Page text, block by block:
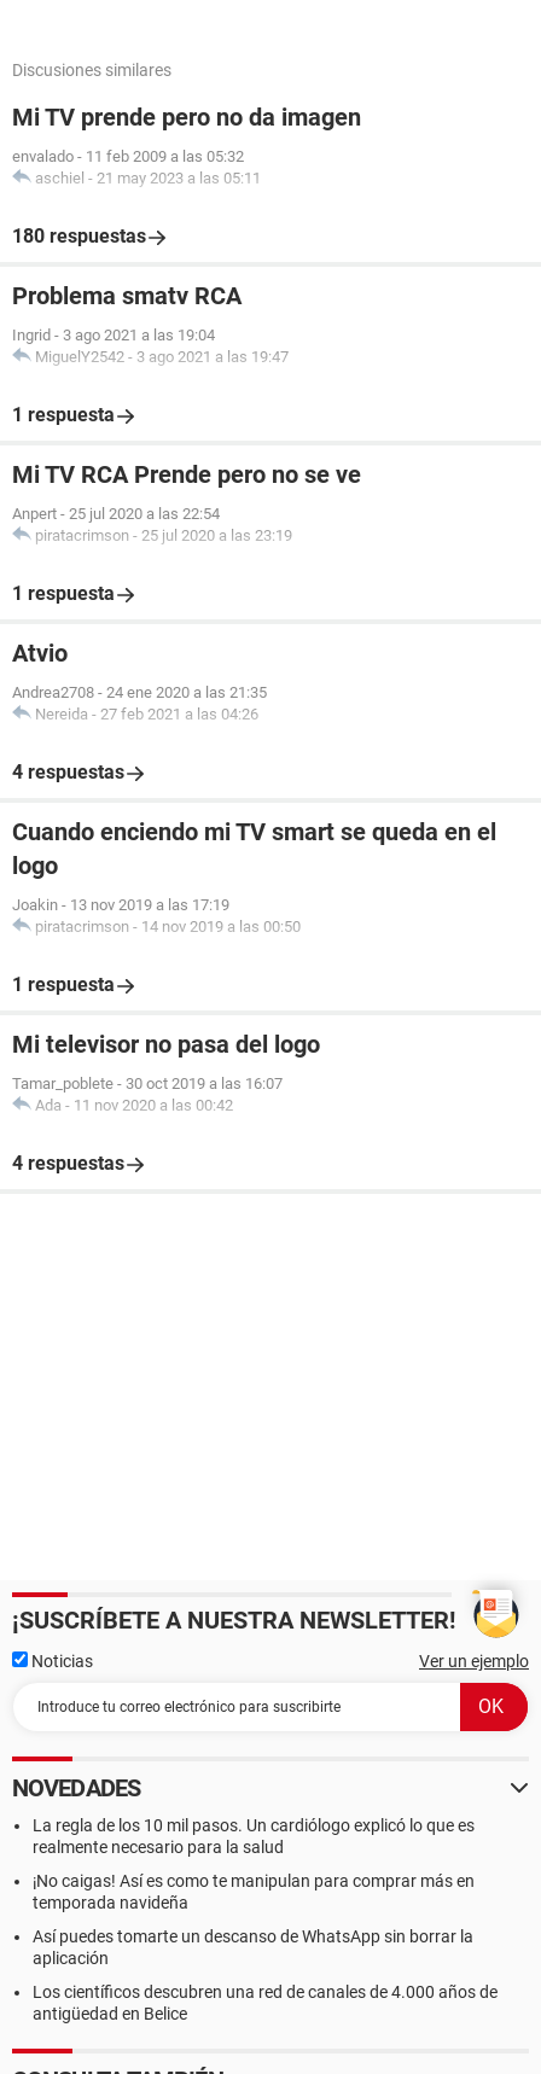
Discusiones similares
Mi TV prende pero no da imagen
envalado - 11 feb 2009 a las 05:32
aschiel - 21 may 2023 a las 05:11
180 respuestas
Problema smatv RCA
Ingrid - 3 ago 2021 a las 19:04
MiguelY2542 - 3 ago 2021 a las 19:47
1 respuesta
Mi TV RCA Prende pero no se ve
Anpert - 25 jul 2020 a las 22:54
piratacrimson - 25 jul 2020 a las 23:19
1 respuesta
Atvio
Andrea2708 - 24 ene 2020 a las 21:35
Nereida - 27 feb 2021 a las 04:26
4 respuestas
Cuando enciendo mi TV smart se queda en el
logo
Joakin - 13 nov 2019 a las 17:19
piratacrimson - 14 nov 2019 a las 00:50
1 respuesta
Mi televisor no pasa del logo
Tamar_poblete - 30 oct 2019 a las 16:07
Ada - 11 nov 2020 a las 00:42
4 respuestas
¡SUSCRÍBETE A NUESTRA NEWSLETTER!
Noticias Ver un ejemplo
NOVEDADES
La regla de los 10 mil pasos. Un cardiólogo explicó lo que es
realmente necesario para la salud
¡No caigas! Así es como te manipulan para comprar más en
temporada navideña
Así puedes tomarte un descanso de WhatsApp sin borrar la
aplicación
Los científicos descubren una red de canales de 4.000 años de
antigüedad en Belice